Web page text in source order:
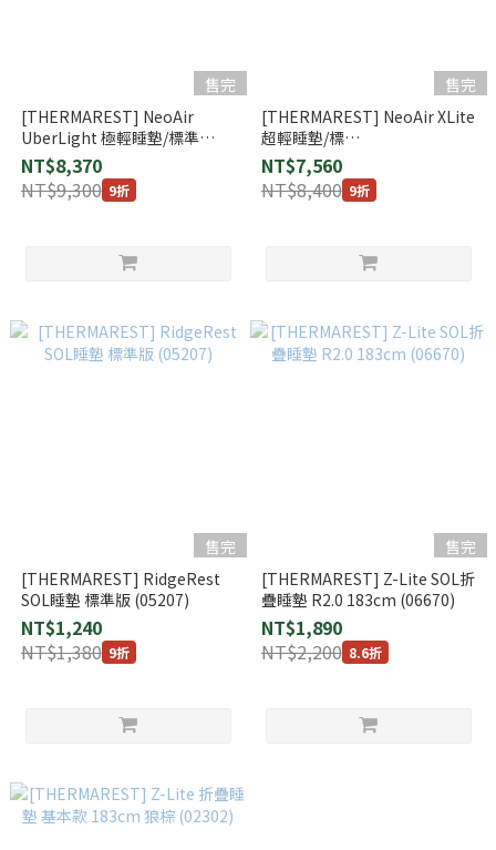
售完
[THERMAREST] NeoAir
UberLight 極輕睡墊/標準
R2.3/183cm/250g (13248)
NT$8,370
NT$9,300 9折
售完
[THERMAREST] NeoAir XLite
超輕睡墊/標
準/R4.2/183cm/340g (13213)
NT$7,560
NT$8,400 9折
售完
[THERMAREST] RidgeRest
SOL睡墊 標準版 (05207)
NT$1,240
NT$1,380 9折
售完
[THERMAREST] Z-Lite SOL折
疊睡墊 R2.0 183cm (06670)
NT$1,890
NT$2,200 8.6折